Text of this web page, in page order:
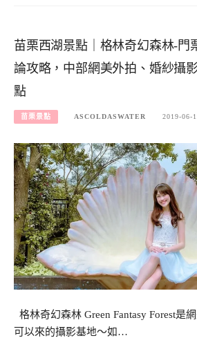
苗栗西湖景點｜格林奇幻森林-門
論攻略，中部網美外拍、婚紗攝
點
苗栗景點 ASCOLDASWATER 2019-06-
格林奇幻森林 Green Fantasy Forest是
可以來的攝影基地～如…